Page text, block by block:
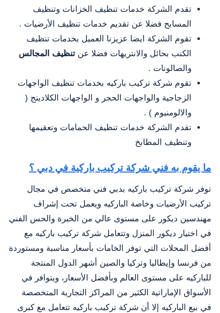
تقدم الشركة خدمات تنظيف الخزانات وتنظيف
المسابح فضلا عن تقديم خدمات تنظيف الأرضيات .
تقوم الشركة ايضا عزيزنا العميل بخدمات تنظيف
الكنب بحائل والانتريهات فضلا عن تنظيف المجالس
والصالونات .
تقوم شركة تركيب باركيه بخدمات تنظيف الواجهات
الزجاجية والواجهات الحجر و الواجهات الكلادينج (
والالومنيوم ) .
تقدم الشركة خدمات تنظيف الحمامات وتعقيمها
وتنظيف المطابخ
ما يقوم به فني شركة تركيب باركية في دبي ؟
توفر شركة تركيب باركيه بدبي فني متخصص في مجال
تركيب الأرضيات وخاصة الباركيه ويعمل تحت إشراف
مهندسين ديكور على مستوى عالي من الخبرة والحس الفني
في اختيار ديكور المنزل وتتعامل شركة تركيب باركيه مع
أفضل المحلات التي توفر الخامات بأسعار مناسبة ومستوردة
من فرنسا وإيطاليا وتركيا والصين أشهر الدول المنتجة
للباركيه على مستوى العالم وبأفضل الأسعار، ويتوافر في
الأسواق الإماراتية الكثير من المراكز التجارية المتخصصة
في بيع الباركيه إلا أن شركة تركيب باركيه تتعامل مع كبرى